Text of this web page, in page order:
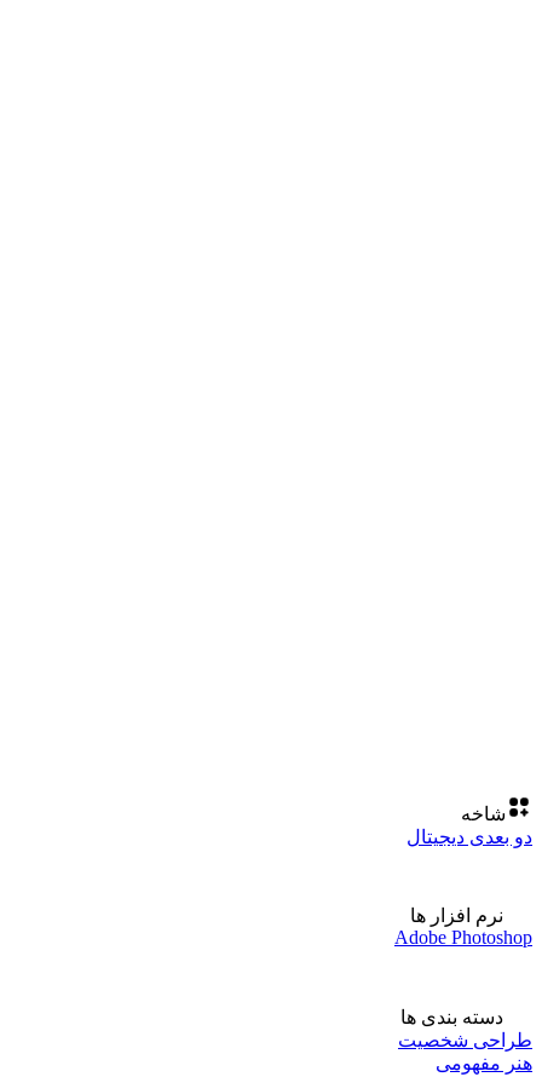
شاخه
دو بعدی دیجیتال
نرم افزار ها
Adobe Photoshop
دسته بندی ها
طراحی شخصیت
هنر مفهومی